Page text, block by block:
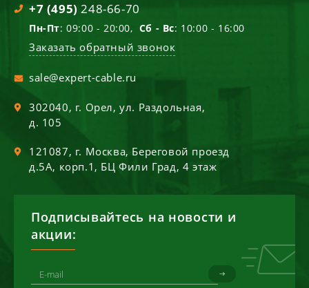
+7 (495) 248-66-70
Пн-Пт: 09:00 - 20:00, Сб - Вс: 10:00 - 16:00
Заказать обратный звонок
sale@expert-cable.ru
302040, г. Орел,ул. Раздольная,
д. 105
121087, г. Москва, Береговой проезд
д.5А, корп.1, БЦ Фили Град, 4 этаж
Подписывайтесь на новости и
акции: